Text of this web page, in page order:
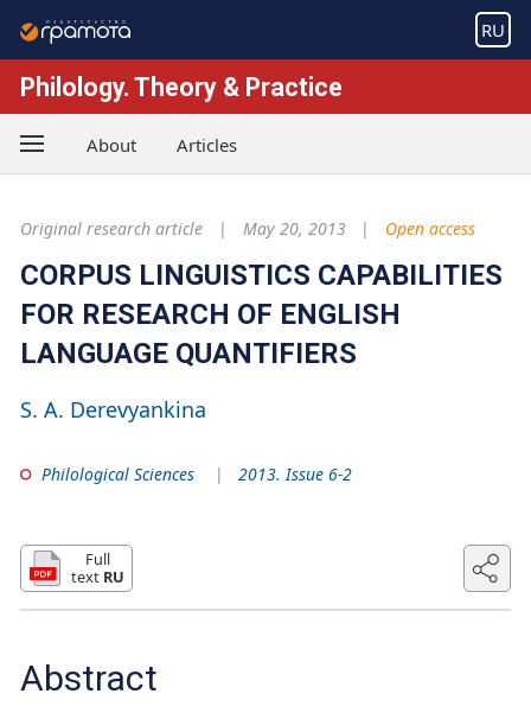
RU
Philology. Theory & Practice
About Articles
Original research article May 20, 2013 Open access
CORPUS LINGUISTICS CAPABILITIES
FOR RESEARCH OF ENGLISH
LANGUAGE QUANTIFIERS
S. A. Derevyankina
Philological Sciences 2013. Issue 6-2
Full
text RU
Abstract